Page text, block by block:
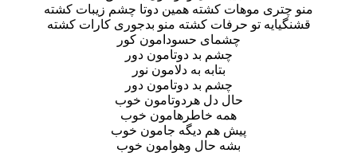
منو چتری موهات کشته همین دوتا چشم زیبات کشته
قشنگیایه تو حرفات کشته منو بدجوری کارات کشته
چشمای حسودامون کور
چشم بد دوتامون دور
بتابه به دلامون نور
چشم بد دوتامون دور
حال دل هردوتامون خوب
همه خاطرهامون خوب
پیش هم دیگه جامون خوب
بشه حال وهوامون خوب